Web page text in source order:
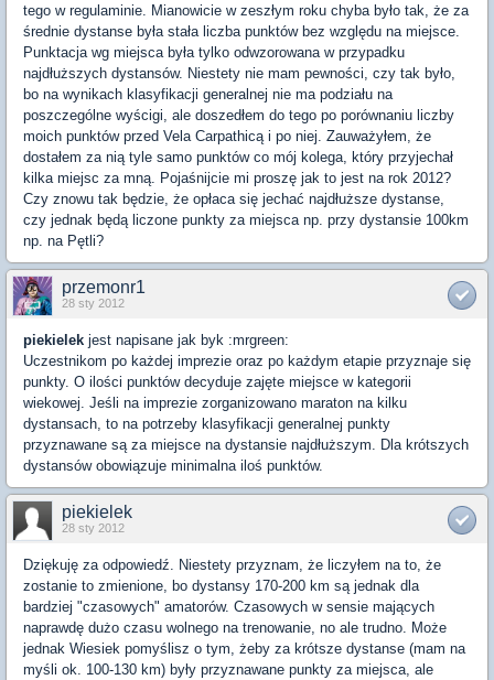
tego w regulaminie. Mianowicie w zeszłym roku chyba było tak, że za
średnie dystanse była stała liczba punktów bez względu na miejsce.
Punktacja wg miejsca była tylko odwzorowana w przypadku
najdłuższych dystansów. Niestety nie mam pewności, czy tak było,
bo na wynikach klasyfikacji generalnej nie ma podziału na
poszczególne wyścigi, ale doszedłem do tego po porównaniu liczby
moich punktów przed Vela Carpathicą i po niej. Zauważyłem, że
dostałem za nią tyle samo punktów co mój kolega, który przyjechał
kilka miejsc za mną. Pojaśnijcie mi proszę jak to jest na rok 2012?
Czy znowu tak będzie, że opłaca się jechać najdłuższe dystanse,
czy jednak będą liczone punkty za miejsca np. przy dystansie 100km
np. na Pętli?
przemonr1
28 sty 2012
piekielek jest napisane jak byk :mrgreen:
Uczestnikom po każdej imprezie oraz po każdym etapie przyznaje się
punkty. O ilości punktów decyduje zajęte miejsce w kategorii
wiekowej. Jeśli na imprezie zorganizowano maraton na kilku
dystansach, to na potrzeby klasyfikacji generalnej punkty
przyznawane są za miejsce na dystansie najdłuższym. Dla krótszych
dystansów obowiązuje minimalna iloś punktów.
piekielek
28 sty 2012
Dziękuję za odpowiedź. Niestety przyznam, że liczyłem na to, że
zostanie to zmienione, bo dystansy 170-200 km są jednak dla
bardziej "czasowych" amatorów. Czasowych w sensie mających
naprawdę dużo czasu wolnego na trenowanie, no ale trudno. Może
jednak Wiesiek pomyślisz o tym, żeby za krótsze dystanse (mam na
myśli ok. 100-130 km) były przyznawane punkty za miejsca, ale